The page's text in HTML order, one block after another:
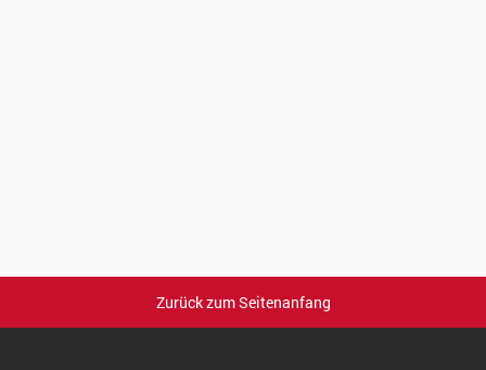
Zurück zum Seitenanfang